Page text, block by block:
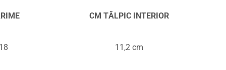
CM TĂLPIC INTERIOR
11,2 cm